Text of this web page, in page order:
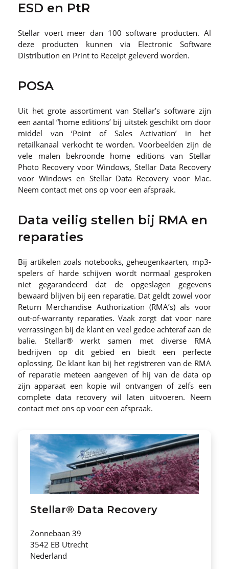
ESD en PtR
Stellar voert meer dan 100 software producten. Al
deze producten kunnen via Electronic Software
Distribution en Print to Receipt geleverd worden.
POSA
Uit het grote assortiment van Stellar’s software zijn
een aantal “home editions’ bij uitstek geschikt om door
middel van ‘Point of Sales Activation’ in het
retailkanaal verkocht te worden. Voorbeelden zijn de
vele malen bekroonde home editions van Stellar
Photo Recovery voor Windows, Stellar Data Recovery
voor Windows en Stellar Data Recovery voor Mac.
Neem contact met ons op voor een afspraak.
Data veilig stellen bij RMA en
reparaties
Bij artikelen zoals notebooks, geheugenkaarten, mp3-
spelers of harde schijven wordt normaal gesproken
niet gegarandeerd dat de opgeslagen gegevens
bewaard blijven bij een reparatie. Dat geldt zowel voor
Return Merchandise Authorization (RMA’s) als voor
out-of-warranty reparaties. Vaak zorgt dat voor nare
verrassingen bij de klant en veel gedoe achteraf aan de
balie. Stellar® werkt samen met diverse RMA
bedrijven op dit gebied en biedt een perfecte
oplossing. De klant kan bij het registreren van de RMA
of reparatie meteen aangeven of hij van de data op
zijn apparaat een kopie wil ontvangen of zelfs een
complete data recovery wil laten uitvoeren. Neem
contact met ons op voor een afspraak.
Stellar® Data Recovery
Zonnebaan 39
3542 EB Utrecht
Nederland